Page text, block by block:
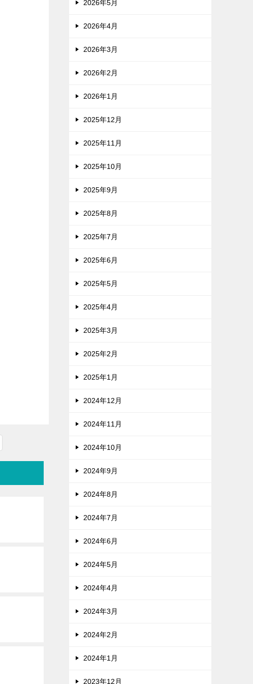
2026年5月
2026年4月
2026年3月
2026年2月
2026年1月
2025年12月
2025年11月
2025年10月
2025年9月
2025年8月
2025年7月
2025年6月
2025年5月
2025年4月
2025年3月
2025年2月
2025年1月
2024年12月
2024年11月
2024年10月
2024年9月
2024年8月
2024年7月
2024年6月
2024年5月
2024年4月
2024年3月
2024年2月
2024年1月
2023年12月